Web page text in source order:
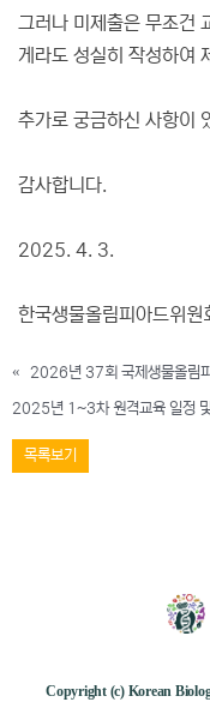
그러나 미제출은 무조건
게라도 성실히 작성하여
추가로 궁금하신 사항
감사합니다.
2025. 4. 3.
한국생물올림피아드위원
« 2026년 37회 국제생물올림
2025년 1~3차 원격교육 일정
목록보기
Copyright (c) Korean